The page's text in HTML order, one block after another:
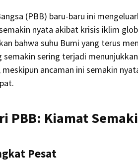
(PBB) baru-baru ini
nyata akibat krisis iklim
bahwa suhu Bumi yang terus
semakin sering terjadi
meskipun ancaman ini semakin
PBB: Kiamat
Pesat